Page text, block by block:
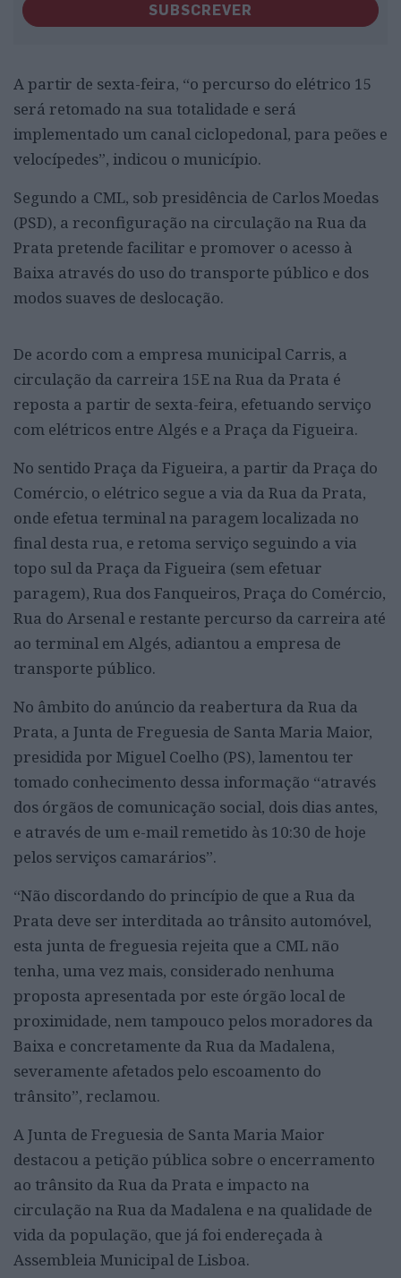
SUBSCREVER
A partir de sexta-feira, “o percurso do elétrico 15
será retomado na sua totalidade e será
implementado um canal ciclopedonal, para peões e
velocípedes”, indicou o município.
Segundo a CML, sob presidência de Carlos Moedas
(PSD), a reconfiguração na circulação na Rua da
Prata pretende facilitar e promover o acesso à
Baixa através do uso do transporte público e dos
modos suaves de deslocação.
De acordo com a empresa municipal Carris, a
circulação da carreira 15E na Rua da Prata é
reposta a partir de sexta-feira, efetuando serviço
com elétricos entre Algés e a Praça da Figueira.
No sentido Praça da Figueira, a partir da Praça do
Comércio, o elétrico segue a via da Rua da Prata,
onde efetua terminal na paragem localizada no
final desta rua, e retoma serviço seguindo a via
topo sul da Praça da Figueira (sem efetuar
paragem), Rua dos Fanqueiros, Praça do Comércio,
Rua do Arsenal e restante percurso da carreira até
ao terminal em Algés, adiantou a empresa de
transporte público.
No âmbito do anúncio da reabertura da Rua da
Prata, a Junta de Freguesia de Santa Maria Maior,
presidida por Miguel Coelho (PS), lamentou ter
tomado conhecimento dessa informação “através
dos órgãos de comunicação social, dois dias antes,
e através de um e-mail remetido às 10:30 de hoje
pelos serviços camarários”.
“Não discordando do princípio de que a Rua da
Prata deve ser interditada ao trânsito automóvel,
esta junta de freguesia rejeita que a CML não
tenha, uma vez mais, considerado nenhuma
proposta apresentada por este órgão local de
proximidade, nem tampouco pelos moradores da
Baixa e concretamente da Rua da Madalena,
severamente afetados pelo escoamento do
trânsito”, reclamou.
A Junta de Freguesia de Santa Maria Maior
destacou a petição pública sobre o encerramento
ao trânsito da Rua da Prata e impacto na
circulação na Rua da Madalena e na qualidade de
vida da população, que já foi endereçada à
Assembleia Municipal de Lisboa.